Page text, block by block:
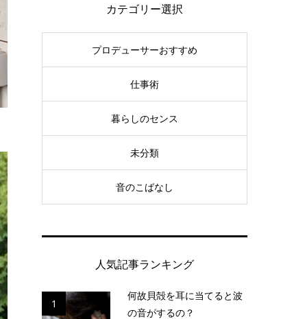
カテゴリー選択
プロデューサーおすすめ
仕事術
暮らしのセンス
未分類
音のこばなし
人気記事ランキング
1
何故貝殻を耳に当てると波
の音がするの？